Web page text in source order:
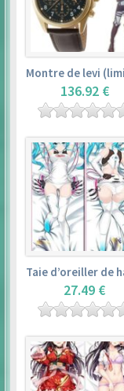
136.92 €
27.49 €